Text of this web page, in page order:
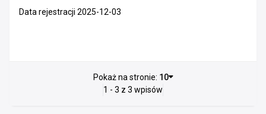
Data rejestracji 2025-12-03
Pokaż na stronie: 10
1 - 3 z 3 wpisów